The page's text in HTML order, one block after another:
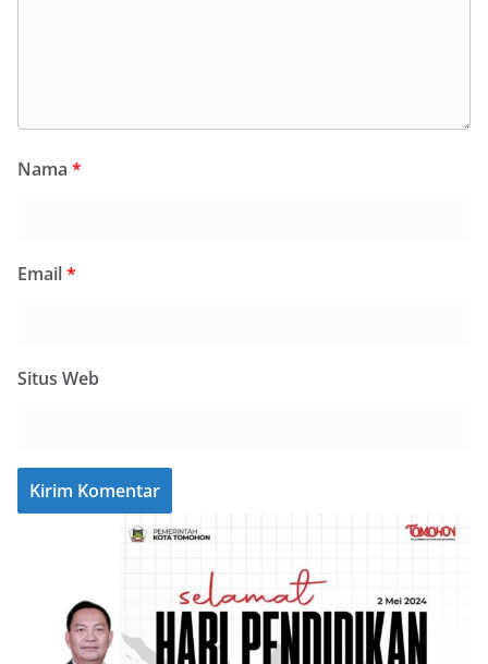
Nama *
Email*
Situs Web